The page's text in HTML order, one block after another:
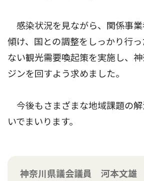
感染状況を見ながら、関係事業
傾け、国との調整をしっかり行
ない観光需要喚起策を実施し、
ジンを回すよう求めました。
今後もさまざまな地域課題の
いでまいります。
神奈川県議会議員 河本文雄